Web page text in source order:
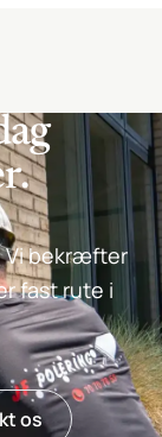
Vi bekræfter
fast rute i
os